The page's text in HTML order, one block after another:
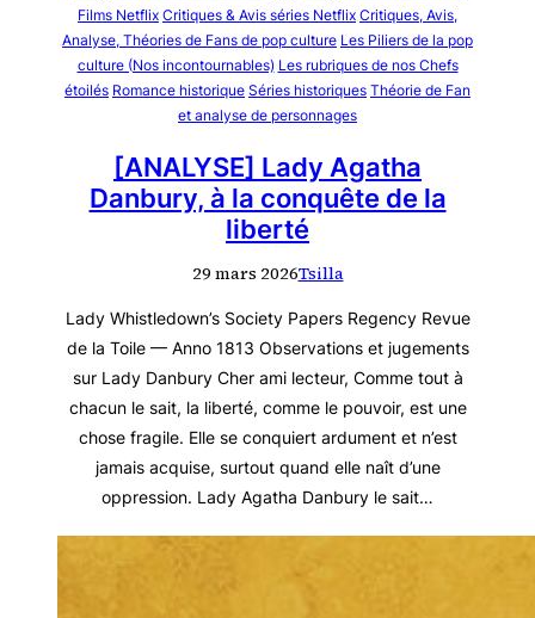
Films Netflix Critiques & Avis séries Netflix Critiques, Avis,
Analyse, Théories de Fans de pop culture Les Piliers de la pop
culture (Nos incontournables) Les rubriques de nos Chefs
étoilés Romance historique Séries historiques Théorie de Fan
et analyse de personnages
[ANALYSE] Lady Agatha
Danbury, à la conquête de la
liberté
29 mars 2026Tsilla
Lady Whistledown’s Society Papers Regency Revue
de la Toile — Anno 1813 Observations et jugements
sur Lady Danbury Cher ami lecteur, Comme tout à
chacun le sait, la liberté, comme le pouvoir, est une
chose fragile. Elle se conquiert ardument et n’est
jamais acquise, surtout quand elle naît d’une
oppression. Lady Agatha Danbury le sait…